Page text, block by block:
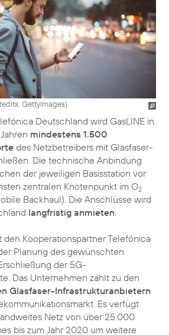
Gettyimages)
Deutschland wird GasLINE in
mindestens 1.500
des Netzbetreibers mit Glasfaser-
Die technische Anbindung
der jeweiligen Basisstation vor
zentralen Knotenpunkt im O2
Backhaul). Die Anschlüsse wird
langfristig anmieten
den Kooperationspartner Telefónica
Planung des gewünschten
der 5G-
Das Unternehmen zählt zu den
Glasfaser-Infrastrukturanbietern
Es verfügt
Netz von über 25.000
bis zum Jahr 2020 um weitere